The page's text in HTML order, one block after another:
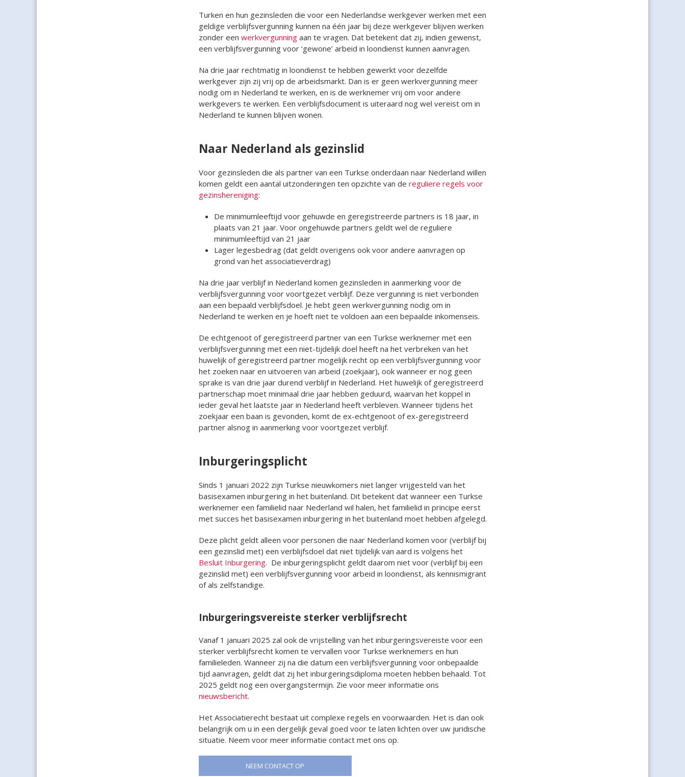
Turken en hun gezinsleden die voor een Nederlandse werkgever werken met een
geldige verblijfsvergunning kunnen na één jaar bij deze werkgever blijven werken
zonder een werkvergunningaan te vragen. Dat betekent dat zij, indien gewenst,
een verblijfsvergunning voor ‘gewone’ arbeid in loondienst kunnen aanvragen.
Na drie jaar rechtmatig in loondienst te hebben gewerkt voor dezelfde
werkgever zijn zij vrij op de arbeidsmarkt. Dan is er geen werkvergunning meer
nodig om in Nederland te werken, en is de werknemer vrij om voor andere
werkgevers te werken. Een verblijfsdocument is uiteraard nog wel vereist om in
Nederland te kunnen blijven wonen.
Naar Nederland als gezinslid
Voor gezinsleden die als partner van een Turkse onderdaan naar Nederland willen
komen geldt een aantal uitzonderingen ten opzichte van de reguliere regels voor
gezinshereniging:
De minimumleeftijd voor gehuwde en geregistreerde partners is 18 jaar, in
plaats van 21 jaar. Voor ongehuwde partners geldt wel de reguliere
minimumleeftijd van 21 jaar
Lager legesbedrag (dat geldt overigens ook voor andere aanvragen op
grond van het associatieverdrag)
Na drie jaar verblijf in Nederland komen gezinsleden in aanmerking voor de
verblijfsvergunning voor voortgezet verblijf. Deze vergunning is niet verbonden
aan een bepaald verblijfsdoel. Je hebt geen werkvergunning nodig om in
Nederland te werken en je hoeft niet te voldoen aan een bepaalde inkomenseis.
De echtgenoot of geregistreerd partner van een Turkse werknemer met een
verblijfsvergunning met een niet-tijdelijk doel heeft na het verbreken van het
huwelijk of geregistreerd partner mogelijk recht op een verblijfsvergunning voor
het zoeken naar en uitvoeren van arbeid (zoekjaar), ook wanneer er nog geen
sprake is van drie jaar durend verblijf in Nederland. Het huwelijk of geregistreerd
partnerschap moet minimaal drie jaar hebben geduurd, waarvan het koppel in
ieder geval het laatste jaar in Nederland heeft verbleven. Wanneer tijdens het
zoekjaar een baan is gevonden, komt de ex-echtgenoot of ex-geregistreerd
partner alsnog in aanmerking voor voortgezet verblijf.
Inburgeringsplicht
Sinds 1 januari 2022 zijn Turkse nieuwkomers niet langer vrijgesteld van het
basisexamen inburgering in het buitenland. Dit betekent dat wanneer een Turkse
werknemer een familielid naar Nederland wil halen, het familielid in principe eerst
met succes het basisexamen inburgering in het buitenland moet hebben afgelegd.
Deze plicht geldt alleen voor personen die naar Nederland komen voor (verblijf bij
een gezinslid met) een verblijfsdoel dat niet tijdelijk van aard is volgens het
Besluit Inburgering. De inburgeringsplicht geldt daarom niet voor (verblijf bij een
gezinslid met) een verblijfsvergunning voor arbeid in loondienst, als kennismigrant
of als zelfstandige.
Inburgeringsvereiste sterker verblijfsrecht
Vanaf 1 januari 2025 zal ook de vrijstelling van het inburgeringsvereiste voor een
sterker verblijfsrecht komen te vervallen voor Turkse werknemers en hun
familieleden. Wanneer zij na die datum een verblijfsvergunning voor onbepaalde
tijd aanvragen, geldt dat zij het inburgeringsdiploma moeten hebben behaald. Tot
2025 geldt nog een overgangstermijn. Zie voor meer informatie ons
nieuwsbericht.
Het Associatierecht bestaat uit complexe regels en voorwaarden. Het is dan ook
belangrijk om u in een dergelijk geval goed voor te laten lichten over uw juridische
situatie. Neem voor meer informatie contact met ons op.
NEEM CONTACT OP